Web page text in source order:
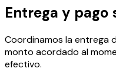
Entrega y pago
Coordinamos la entrega
monto acordado al
efectivo.